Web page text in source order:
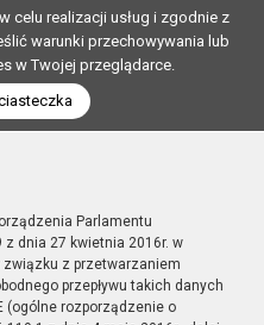
celu realizacji usług i zgodnie z
warunki przechowywania lub
w Twojej przeglądarce.
Parlamentu
z dnia 27 kwietnia 2016r. w
z przetwarzaniem
przepływu takich danych
(ogólne rozporządzenie o